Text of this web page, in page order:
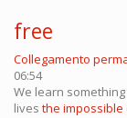
free
Collegamento
06:54
We learn
lives the impossible